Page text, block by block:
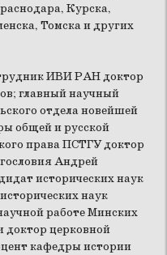
Курска,
Томска и других
ИВИ РАН доктор
главный научный
отдела новейшей
общей и русской
права ПСТГУ доктор
Андрей
исторических наук
наук
работе Минских
доктор церковной
кафедры истории